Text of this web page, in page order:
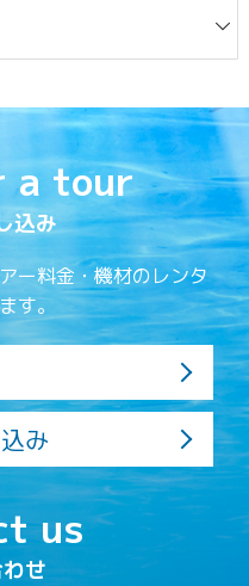
a tour
込み
ー料金・機材のレンタ
す。
み
us
せ